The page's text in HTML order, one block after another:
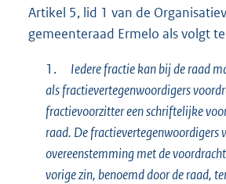
Artikel 5, lid 1 van de
gemeenteraad Ermelo als volgt
1.
Iedere fractie kan bij de raad
als fractievertegenwoordigers
fractievoorzitter een schriftelijke
raad. De fractievertegenwoordigers
overeenstemming met de
vorige zin, benoemd door de raad,